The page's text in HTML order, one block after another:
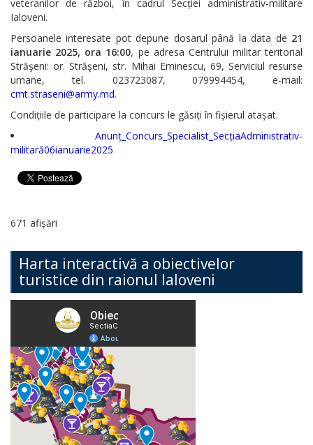
veteranilor de război, în cadrul Secției administrativ-militare
Ialoveni.
Persoanele interesate pot depune dosarul până la data de 21
ianuarie 2025, ora 16:00, pe adresa Centrului militar teritorial
Străşeni: or. Străşeni, str. Mihai Eminescu, 69, Serviciul resurse
umane, tel. 023723087, 079994454, e-mail:
cmt.straseni@army.md.
Condițiile de participare la concurs le găsiți în fișierul atașat.
Anunț_Concurs_Specialist_SecțiaAdministrativ-
militară06ianuarie2025
671 afișări
Harta interactivă a obiectivelor
turistice din raionul Ialoveni